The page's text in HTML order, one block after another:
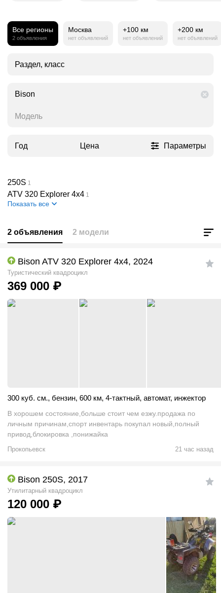
Все регионы
2 объявления
Москва
нет объявлений
+100 км
нет объявлений
+200 км
нет объявлений
Раздел, класс
Bison
Модель
Год Цена Параметры
250S 1
ATV 320 Explorer 4x4 1
Показать все
2 объявления 2 модели
Bison ATV 320 Explorer 4x4, 2024
Туристический квадроцикл
369 000 ₽
300 куб. см., бензин, 600 км, 4-тактный, автомат, инжектор
В хорошем состояние,больше стоит чем езжу.продажа по
личным причинам,спорт инвентарь покупал новый,полный
привод,блокировка ,понижайка
Прокопьевск 21 час назад
Bison 250S, 2017
Утилитарный квадроцикл
120 000 ₽